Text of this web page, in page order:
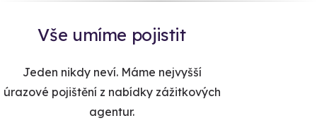
Vše umíme pojistit
Jeden nikdy neví. Máme nejvyšší
úrazové pojištění z nabídky zážitkových
agentur.